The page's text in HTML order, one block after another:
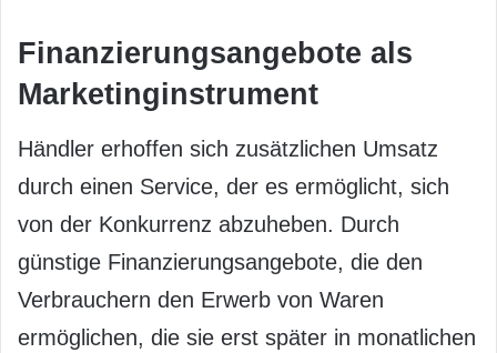
Finanzierungsangebote als
Marketinginstrument
Händler erhoffen sich zusätzlichen Umsatz
durch einen Service, der es ermöglicht, sich
von der Konkurrenz abzuheben. Durch
günstige Finanzierungsangebote, die den
Verbrauchern den Erwerb von Waren
ermöglichen, die sie erst später in monatlichen